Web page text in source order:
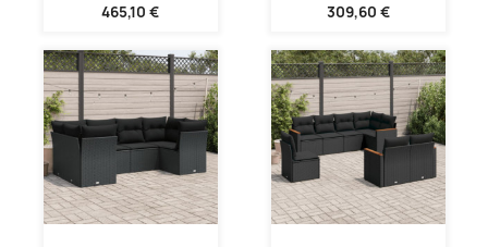
465,10 € 309,60 €